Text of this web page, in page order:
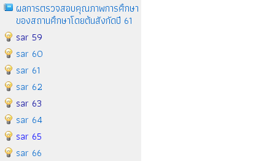
ผลการตรวจสอบคุณภาพการศึกษา
ของสถานศึกษาโดยต้นสังกัดปี 61
sar 59
sar 60
sar 61
sar 62
sar 63
sar 64
sar 65
sar 66